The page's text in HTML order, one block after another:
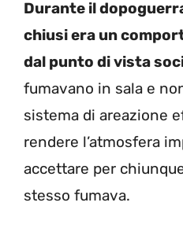
Durante il
chiusi era un
dal punto di vista
fumavano in sala e
sistema di areazione
rendere l’atmosfera
accettare per
stesso fumava.